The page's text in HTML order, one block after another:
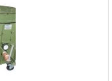
o melhor resultado.
qualidade reconhecida,
é especializada em
e reconhecimento no
de última geração e
de oferecer soluções